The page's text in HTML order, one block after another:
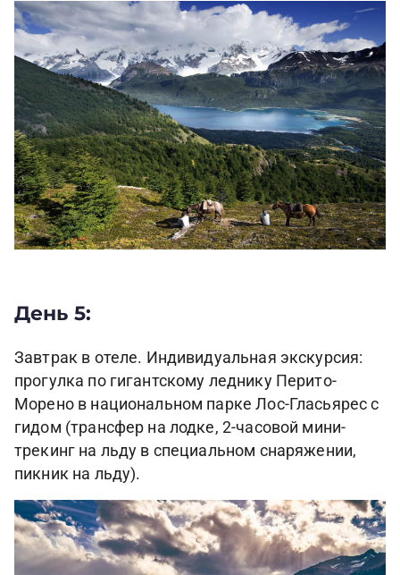
День 5:
Завтрак в отеле. Индивидуальная экскурсия:
прогулка по гигантскому леднику Перито-
Морено в национальном парке Лос-Гласьярес с
гидом (трансфер на лодке, 2-часовой мини-
трекинг на льду в специальном снаряжении,
пикник на льду).